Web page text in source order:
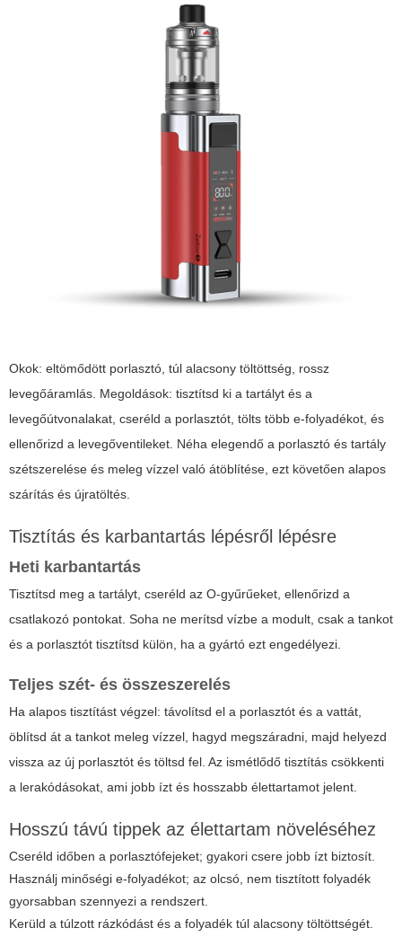
Okok: eltömődött porlasztó, túl alacsony töltöttség, rossz
levegőáramlás. Megoldások: tisztítsd ki a tartályt és a
levegőútvonalakat, cseréld a porlasztót, tölts több e-folyadékot, és
ellenőrizd a levegőventileket. Néha elegendő a porlasztó és tartály
szétszerelése és meleg vízzel való átöblítése, ezt követően alapos
szárítás és újratöltés.
Tisztítás és karbantartás lépésről lépésre
Heti karbantartás
Tisztítsd meg a tartályt, cseréld az O-gyűrűeket, ellenőrizd a
csatlakozó pontokat. Soha ne merítsd vízbe a modult, csak a tankot
és a porlasztót tisztítsd külön, ha a gyártó ezt engedélyezi.
Teljes szét- és összeszerelés
Ha alapos tisztítást végzel: távolítsd el a porlasztót és a vattát,
öblítsd át a tankot meleg vízzel, hagyd megszáradni, majd helyezd
vissza az új porlasztót és töltsd fel. Az ismétlődő tisztítás csökkenti
a lerakódásokat, ami jobb ízt és hosszabb élettartamot jelent.
Hosszú távú tippek az élettartam növeléséhez
Cseréld időben a porlasztófejeket; gyakori csere jobb ízt biztosít.
Használj minőségi e-folyadékot; az olcsó, nem tisztított folyadék
gyorsabban szennyezi a rendszert.
Kerüld a túlzott rázkódást és a folyadék túl alacsony töltöttségét.